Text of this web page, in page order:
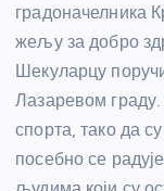
градоначелника
жељу за добро
Шекуларцу
Лазаревом граду.
спорта, тако да
посебно се